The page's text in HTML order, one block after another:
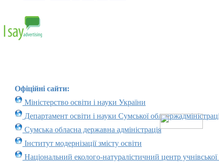
Офіційні сайти:
Міністерство освіти і науки України
Департамент освіти і науки Сумської
Сумська обласна державна адміністрація
Інститут модернізації змісту освіти
Національний еколого-натуралістичний центр учнівської